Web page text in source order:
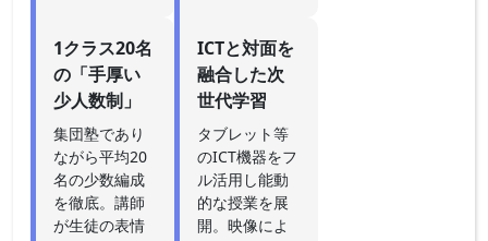
1クラス20名
の「手厚い
少人数制」
集団塾であり
ながら平均20
名の少数編成
を徹底。講師
が生徒の表情
ICTと対面を
融合した次
世代学習
タブレット等
のICT機器をフ
ル活用し能動
的な授業を展
開。映像によ